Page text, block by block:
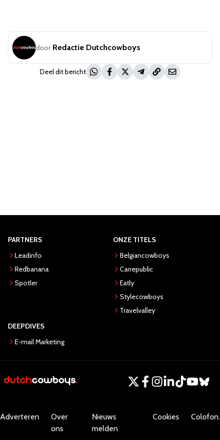
door Redactie Dutchcowboys
Deel dit bericht
PARTNERS
Leadinfo
Redbanana
Spotler
ONZE TITELS
Belgiancowboys
Carrepublic
Eatly
Stylecowboys
Travelvalley
DEEPDIVES
E-mail Marketing
Adverteren
Over
ons
Nieuws
melden
Cookies Colofon.